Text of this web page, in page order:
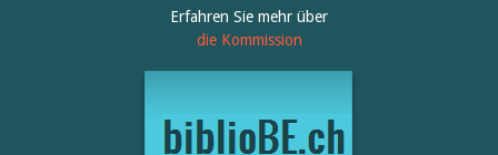
Erfahren Sie mehr über
die Kommission